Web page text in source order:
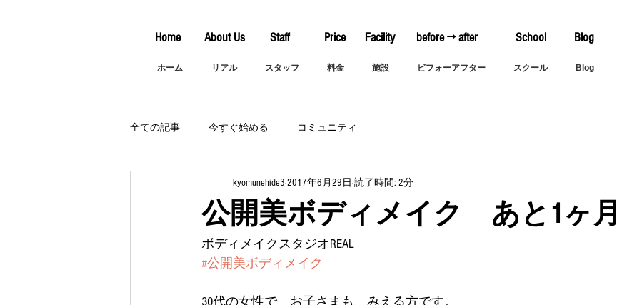
Home About Us Staff Price Facility before → after School Blog
ホーム リアル スタッフ 料金 施設 ビフォーアフター スクール Blog
全ての記事 今すぐ始める コミュニティ
公開美ボディメイク あと1ヶ月
kyomunehide3 2017年6月29日 読了時間: 2分
ボディメイクスタジオREAL
#公開美ボディメイク
30代の女性で、お子さまも、みえる方です。